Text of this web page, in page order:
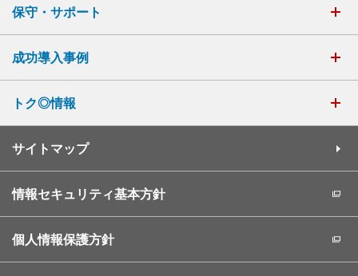
保守・サポート
成功導入事例
トク◎情報
サイトマップ
情報セキュリティ基本方針
個人情報保護方針